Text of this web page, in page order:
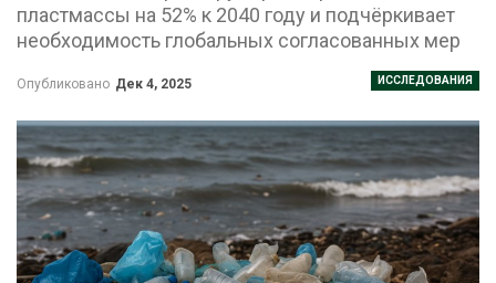
пластмассы на 52% к 2040 году и подчёркивает
необходимость глобальных согласованных мер
ИССЛЕДОВАНИЯ
Опубликовано Дек 4, 2025